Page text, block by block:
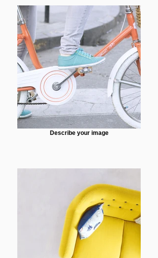
Describe your image